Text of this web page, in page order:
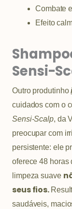
Combate
Efeito
Sensi-
Outro produtinho
cuidados com o
Sensi-Scalp, da
preocupar com
persistente: ele
oferece 48 horas
limpeza suave
seus fios.
saudáveis,